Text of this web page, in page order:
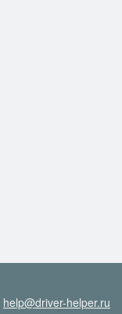
help@driver-helper.ru